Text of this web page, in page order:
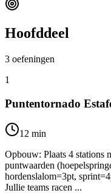
Hoofddeel
3 oefeningen
1
Puntentornado
12 min
Opbouw: Plaats 4 stations
puntwaarden
hordenslalom=3pt,
Jullie teams racen ...